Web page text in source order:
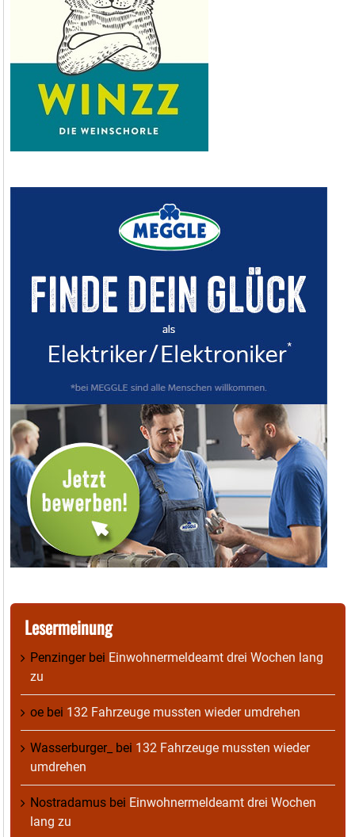
Lesermeinung
Penzingerbei Einwohnermeldeamt drei Wochen lang
zu
oe bei 132 Fahrzeuge mussten wieder umdrehen
Wasserburger_ bei 132 Fahrzeuge mussten wieder
umdrehen
Nostradamus bei Einwohnermeldeamt drei Wochen
lang zu